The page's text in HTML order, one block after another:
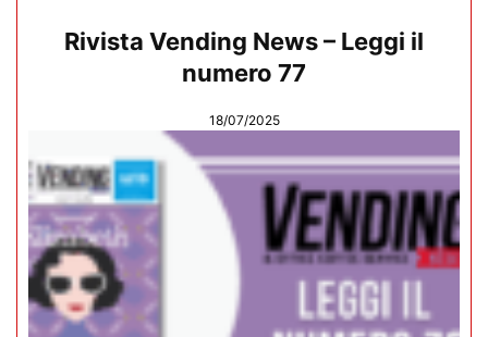
Rivista Vending News – Leggi il
numero 77
18/07/2025